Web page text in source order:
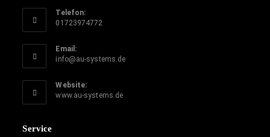
Telefon:
01723974772
Email:
info@au-systems.de
Website:
www.au-systems.de
Service